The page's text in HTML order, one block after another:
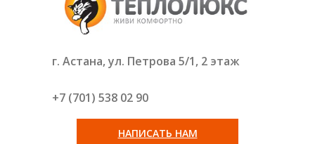
г. Астана, ул. Петрова 5/1, 2 этаж
+7 (701) 538 02 90
НАПИСАТЬ НАМ